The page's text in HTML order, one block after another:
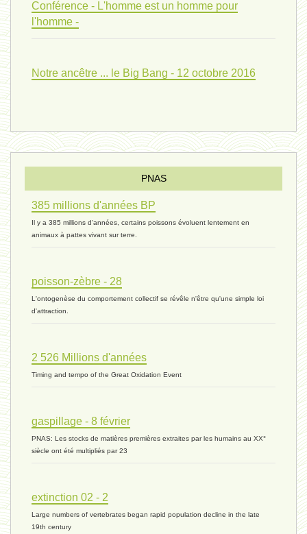
univers 09 V4 - 26 janvier 2024 *
monogamie 03 - 21 novembre 2023 *
évolution 06 - 9 novembre 2023 *
vivant 07 - 22 octobre 2023 *
vivant 06 - 19 octobre 2023 *
externalité - 29 septembre 2023 *
Conférence - L'homme est un homme pour
l'homme -
Notre ancêtre ... le Big Bang - 12 octobre 2016
PNAS
385 millions d'années BP
Il y a 385 millions d'années, certains poissons évoluent lentement en
animaux à pattes vivant sur terre.
poisson-zèbre - 28
L'ontogenèse du comportement collectif se révêle n'être qu'une simple loi
d'attraction.
2 526 Millions d'années
Timing and tempo of the Great Oxidation Event
gaspillage - 8 février
PNAS: Les stocks de matières premières extraites par les humains au XX°
siècle ont été multipliés par 23
extinction 02 - 2
Large numbers of vertebrates began rapid population decline in the late
19th century